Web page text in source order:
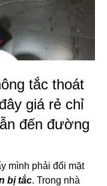
tắc thoát
giá rẻ chỉ
đến đường
mình phải đối mặt
bị tắc. Trong nhà